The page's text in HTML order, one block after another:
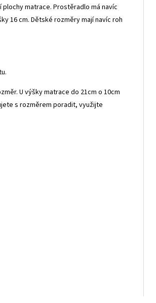
matrace. Prostěradlo má navíc
16 cm. Dětské rozměry mají navíc roh
U výšky matrace do 21cm o 10cm
s rozměrem poradit, využijte